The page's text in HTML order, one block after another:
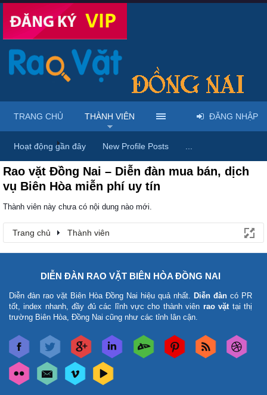
Trang chủ Thành viên
Rao vặt Đồng Nai – Diễn đàn mua bán, dịch
vụ Biên Hòa miễn phí uy tín
Thành viên này chưa có nội dung nào mới.
Trang chủ Thành viên
TRANG CHỦ THÀNH VIÊN
Hoạt động gần đây New Profile Posts
ĐĂNG NHẬP
DIỄN ĐÀN RAO VẶT BIÊN HÒA ĐỒNG NAI
Diễn đàn rao vặt Biên Hòa Đồng Nai hiệu quả nhất. Diễn đàn có PR
tốt, index nhanh, đầy đủ các lĩnh vực cho thành viên rao vặttại thị
trường Biên Hòa, Đồng Nai cũng như các tỉnh lân cận.